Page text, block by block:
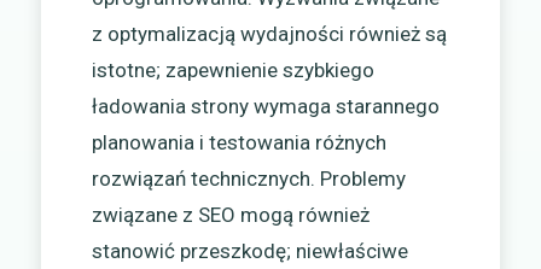
z optymalizacją wydajności również są
istotne; zapewnienie szybkiego
ładowania strony wymaga starannego
planowania i testowania różnych
rozwiązań technicznych. Problemy
związane z SEO mogą również
stanowić przeszkodę; niewłaściwe